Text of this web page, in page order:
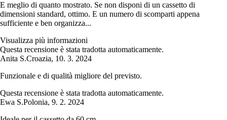
E meglio di quanto mostrato. Se non disponi di un cassetto di
dimensioni standard, ottimo. E un numero di scomparti appena
sufficiente e ben organizza...
Visualizza più informazioni
Questa recensione è stata tradotta automaticamente.
Anita S.Croazia, 10. 3. 2024
Funzionale e di qualità migliore del previsto.
Questa recensione è stata tradotta automaticamente.
Ewa S.Polonia, 9. 2. 2024